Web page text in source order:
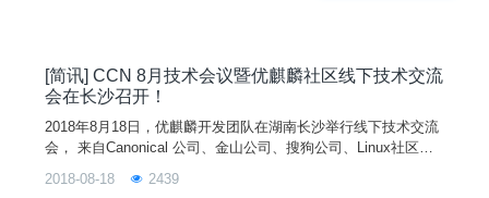
[简讯] CCN 8月技术会议暨优麒麟社区线下技术交流
会在长沙召开！
2018年8月18日，优麒麟开发团队在湖南长沙举行线下技术交流
会， 来自Canonical 公司、金山公司、搜狗公司、Linux社区、
2018-08-18 2439